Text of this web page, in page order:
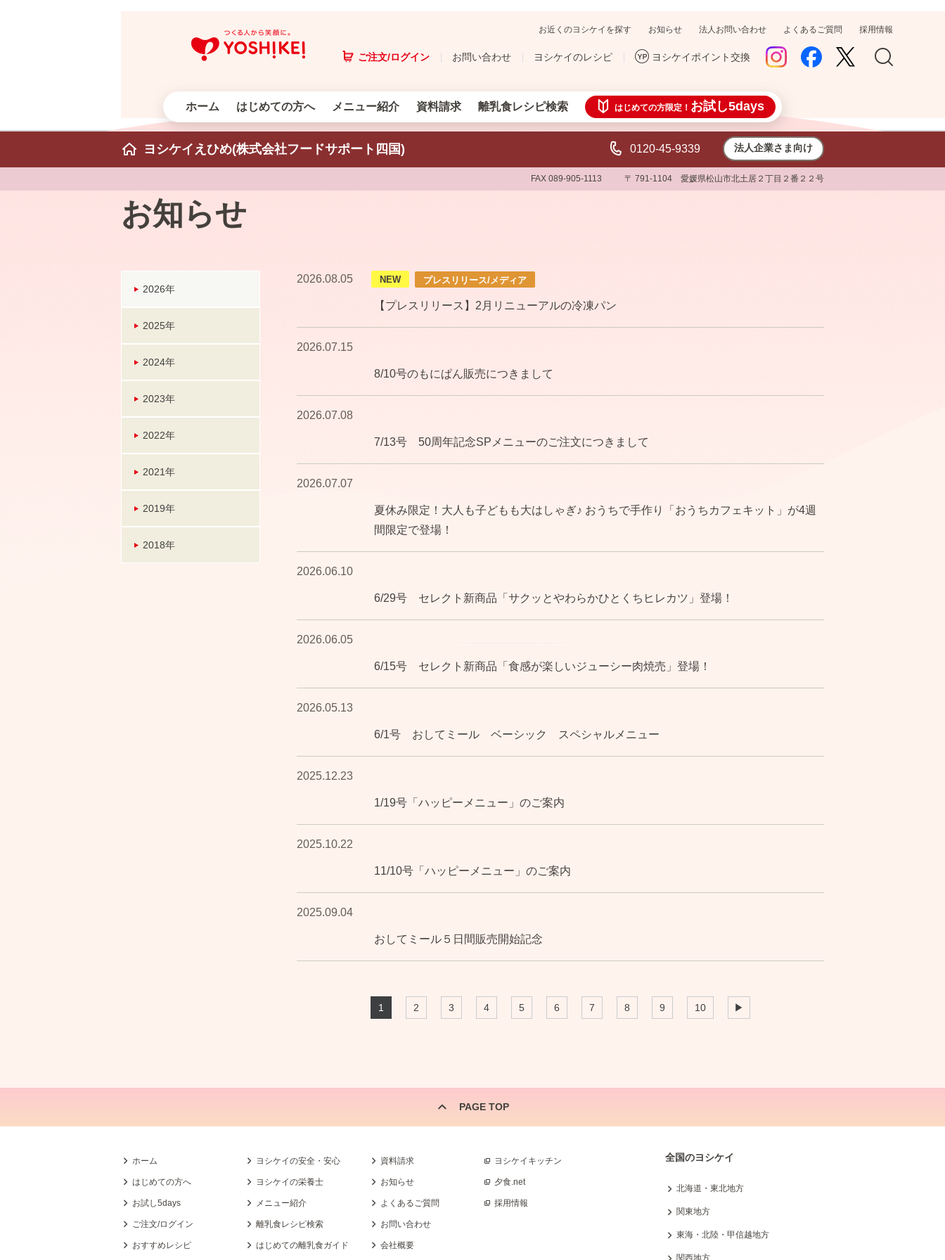
お近くのヨシケイを探す お知らせ 法人お問い合わせ よくあるご質問 採用情報
ご注文/ログイン お問い合わせ ヨシケイのレシピ ヨシケイポイント交換
ホーム はじめての方へ メニュー紹介 資料請求 離乳食レシピ検索 はじめての方限定！ お試し5days
ヨシケイえひめ(株式会社フードサポート四国) 法人企業さま向け
0120-45-9339
FAX 089-905-1113 〒 791-1104 愛媛県松山市北土居２丁目２番２２号
お知らせ
2026年
2025年
2024年
2023年
2022年
2021年
2019年
2018年
2026.08.05 NEW プレスリリース/メディア
【プレスリリース】2月リニューアルの冷凍パン
2026.07.15
8/10号のもにぱん販売につきまして
2026.07.08
7/13号 50周年記念SPメニューのご注文につきまして
2026.07.07
夏休み限定！大人も子どもも大はしゃぎ♪ おうちで手作り「おうちカフェキット」が4週
間限定で登場！
2026.06.10
6/29号 セレクト新商品「サクッとやわらかひとくちヒレカツ」登場！
2026.06.05
6/15号 セレクト新商品「食感が楽しいジューシー肉焼売」登場！
2026.05.13
6/1号 おしてミール ベーシック スペシャルメニュー
2025.12.23
1/19号「ハッピーメニュー」のご案内
2025.10.22
11/10号「ハッピーメニュー」のご案内
2025.09.04
おしてミール５日間販売開始記念
1 2 3 4 5 6 7 8 9 10 ▶
PAGE TOP
ホーム
はじめての方へ
お試し5days
ご注文/ログイン
おすすめレシピ
ヨシケイの安全・安心
ヨシケイの栄養士
メニュー紹介
離乳食レシピ検索
はじめての離乳食ガイド
資料請求
お知らせ
よくあるご質問
お問い合わせ
会社概要
ヨシケイキッチン
夕食.net
採用情報
全国のヨシケイ
北海道・東北地方
関東地方
東海・北陸・甲信越地方
関西地方